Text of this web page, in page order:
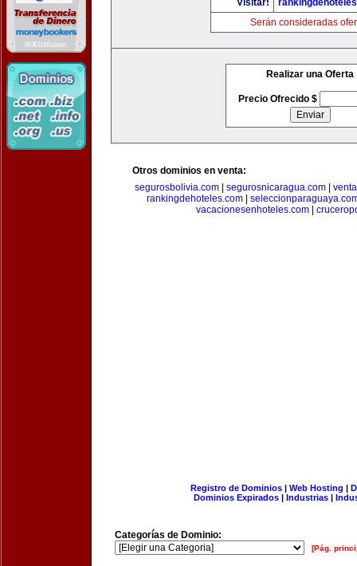
Visitar!
Serán consideradas
Realizar una Oferta
Precio Ofrecido $
Otros dominios en venta:
segurosbolivia.com| segurosnicaragua.com|
rankingdehoteles.com|
vacacionesenhoteles.com
Registro de Dominios| Web Hosting |
Dominios Expirados | Industrias |
Categorías de Dominio:
[Pág.